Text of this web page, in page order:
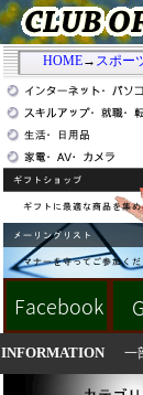
HOME→ スポー
INFORMATION 一